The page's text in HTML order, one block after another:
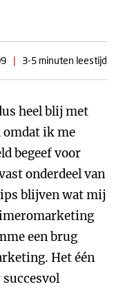
| 3-5 minuten leestijd
heel blij met
omdat ik me
begeef voor
onderdeel van
blijven wat mij
een brug
Het één